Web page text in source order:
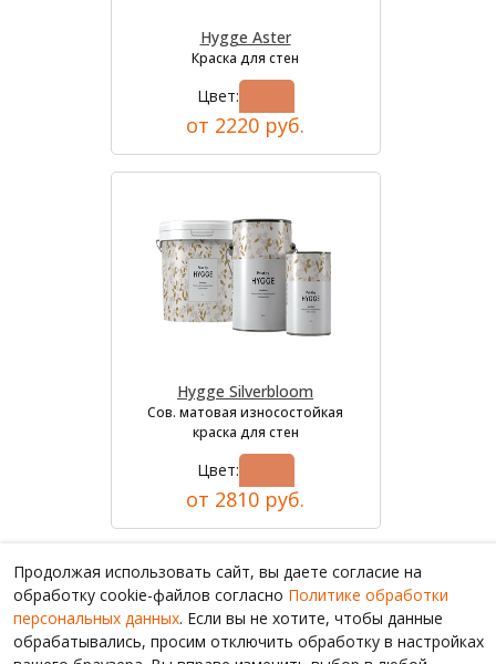
Hygge Aster
Краска для стен
Цвет:
от 2220 руб.
Hygge Silverbloom
Сов. матовая износостойкая
краска для стен
Цвет:
от 2810 руб.
Продолжая использовать сайт, вы даете согласие на
обработку cookie-файлов согласно Политике обработки
персональных данных. Если вы не хотите, чтобы данные
обрабатывались, просим отключить обработку в настройках